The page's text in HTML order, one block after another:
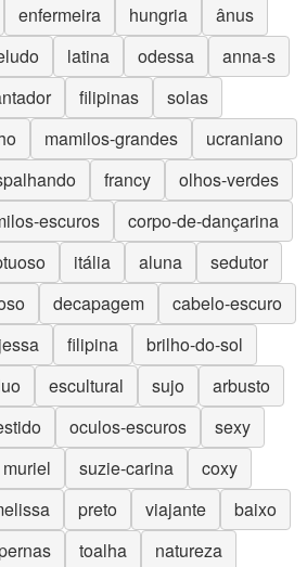
enfermeira hungria
ânus
latina odessa
anna-s
filipinas
solas
mamilos-grandes
ucraniano
francy
olhos-verdes
escuros
corpo-de-dançarina
itália aluna
sedutor
decapagem
cabelo-escuro
jessa filipina
brilho-do-sol
escultural sujo
arbusto
oculos-escuros
sexy
muriel suzie-carina
coxy
preto viajante
baixo
toalha
natureza